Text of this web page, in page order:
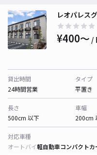
レオパレス
¥400〜 /
貸出時間
24時間営業
タイプ
平置き
長さ
500cm 以下
車幅
200cm
対応車種
オートバイ軽自動車コンパクトカ